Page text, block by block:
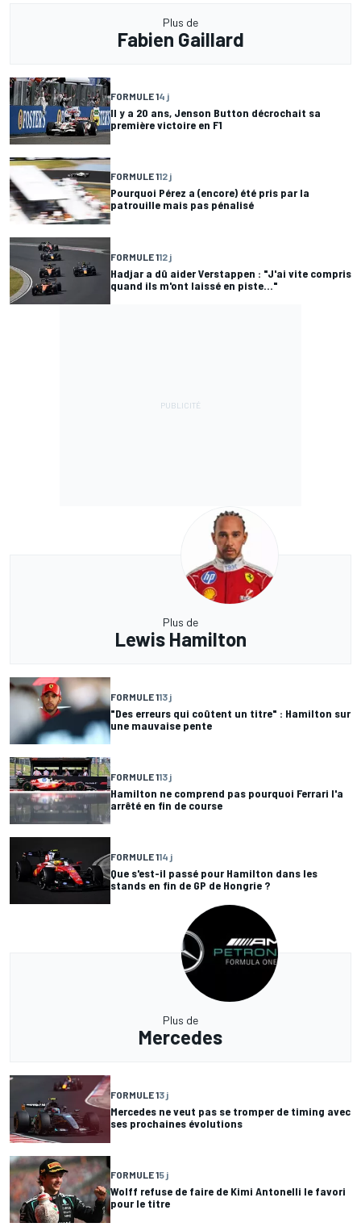
Plus de
Fabien Gaillard
FORMULE 14 j
Il y a 20 ans, Jenson Button décrochait sa
première victoire en F1
FORMULE 112 j
Pourquoi Pérez a (encore) été pris par la
patrouille mais pas pénalisé
FORMULE 112 j
Hadjar a dû aider Verstappen : "J'ai vite compris
quand ils m'ont laissé en piste..."
Plus de
Lewis Hamilton
FORMULE 113 j
"Des erreurs qui coûtent un titre" : Hamilton sur
une mauvaise pente
FORMULE 113 j
Hamilton ne comprend pas pourquoi Ferrari l'a
arrêté en fin de course
FORMULE 114 j
Que s'est-il passé pour Hamilton dans les
stands en fin de GP de Hongrie ?
Plus de
Mercedes
FORMULE 13 j
Mercedes ne veut pas se tromper de timing avec
ses prochaines évolutions
FORMULE 15 j
Wolff refuse de faire de Kimi Antonelli le favori
pour le titre